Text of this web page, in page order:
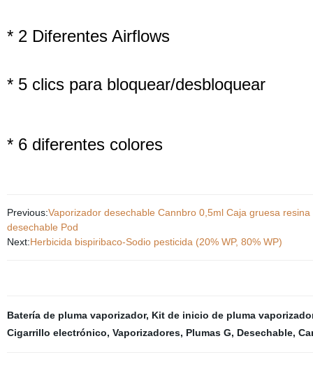
* 2 Diferentes Airflows
* 5 clics para bloquear/desbloquear
* 6 diferentes colores
Previous:Vaporizador desechable Cannbro 0,5ml Caja gruesa
desechable Pod
Next:Herbicida bispiribaco-Sodio pesticida (20% WP, 80% WP)
Batería de pluma vaporizador, Kit de inicio de pluma
Cigarrillo electrónico, Vaporizadores, Plumas G, Desechable,